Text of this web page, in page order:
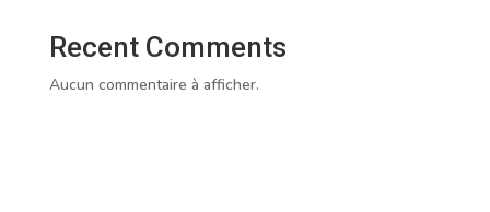
Recent Comments
Aucun commentaire à afficher.